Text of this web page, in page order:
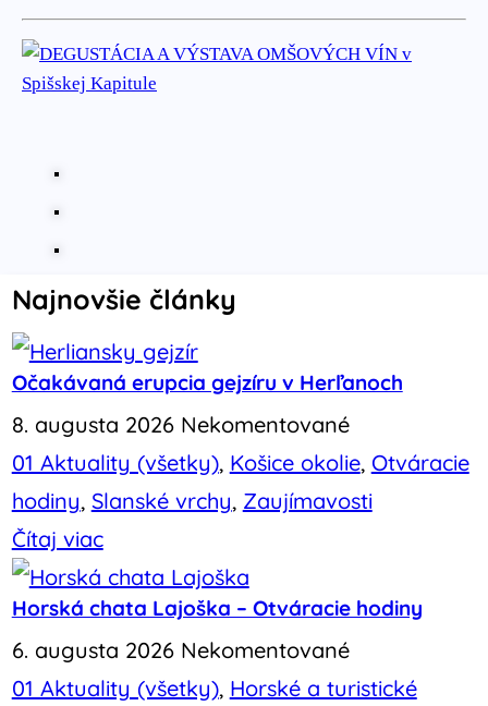
Najnovšie články
Očakávaná erupcia gejzíru v Herľanoch
8. augusta 2026 Nekomentované
01 Aktuality (všetky), Košice okolie, Otváracie
hodiny, Slanské vrchy, Zaujímavosti
Čítaj viac
Horská chata Lajoška – Otváracie hodiny
6. augusta 2026 Nekomentované
01 Aktuality (všetky), Horské a turistické